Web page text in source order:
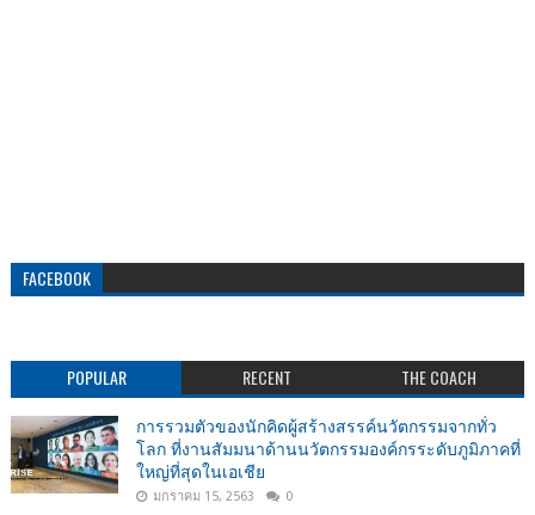
FACEBOOK
POPULAR RECENT THE COACH
การรวมตัวของนักคิดผู้สร้างสรรค์นวัตกรรมจากทั่ว
โลก ที่งานสัมมนาด้านนวัตกรรมองค์กรระดับภูมิภาคที่
ใหญ่ที่สุดในเอเชีย
มกราคม 15, 2563 0